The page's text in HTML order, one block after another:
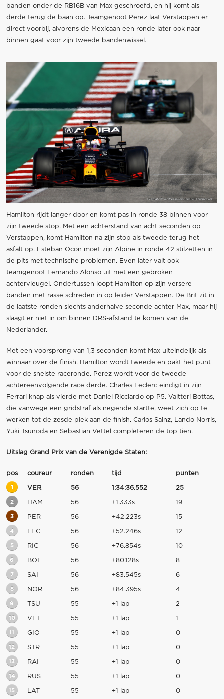
banden onder de RB16B van Max geschroefd, en hij komt als
derde terug de baan op. Teamgenoot Perez laat Verstappen er
direct voorbij, alvorens de Mexicaan een ronde later ook naar
binnen gaat voor zijn tweede bandenwissel.
Hamilton rijdt langer door en komt pas in ronde 38 binnen voor
zijn tweede stop. Met een achterstand van acht seconden op
Verstappen, komt Hamilton na zijn stop als tweede terug het
asfalt op. Esteban Ocon moet zijn Alpine in ronde 42 stilzetten in
de pits met technische problemen. Even later valt ook
teamgenoot Fernando Alonso uit met een gebroken
achtervleugel. Ondertussen loopt Hamilton op zijn versere
banden met rasse schreden in op leider Verstappen. De Brit zit in
de laatste ronden slechts anderhalve seconde achter Max, maar hij
slaagt er niet in om binnen DRS-afstand te komen van de
Nederlander.
Met een voorsprong van 1,3 seconden komt Max uiteindelijk als
winnaar over de finish. Hamilton wordt tweede en pakt het punt
voor de snelste raceronde. Perez wordt voor de tweede
achtereenvolgende race derde. Charles Leclerc eindigt in zijn
Ferrari knap als vierde met Daniel Ricciardo op P5. Valtteri Bottas,
die vanwege een gridstraf als negende startte, weet zich op te
werken tot de zesde plek aan de finish. Carlos Sainz, Lando Norris,
Yuki Tsunoda en Sebastian Vettel completeren de top tien.
Uitslag Grand Prix van de Verenigde Staten:
pos coureur ronden tijd punten
1 VER 56 1:34:36.552 25
2 HAM 56 +1.333s 19
3 PER 56 +42.223s 15
4 LEC 56 +52.246s 12
5 RIC 56 +76.854s 10
6 BOT 56 +80.128s 8
7 SAI 56 +83.545s 6
8 NOR 56 +84.395s 4
9 TSU 55 +1 lap 2
10 VET 55 +1 lap 1
11 GIO 55 +1 lap 0
12 STR 55 +1 lap 0
13 RAI 55 +1 lap 0
14 RUS 55 +1 lap 0
15 LAT 55 +1 lap 0